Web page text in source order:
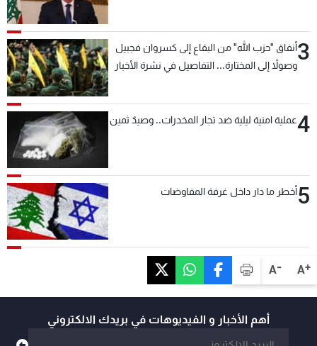
A+
A-
3أنفاق "حزب الله" من البقاع إلى كسروان فجبيل
وصولاً إلى المختارة... التفاصيل في نشرة الأخبار
4عملية امنية ليلية ضد تجار المخدرات.. وصيدٌ ثمين
5أخطر ما دار داخل غرفة المفاوضات
أهم الأخبار و الفيديوهات في بريدك الالكتروني